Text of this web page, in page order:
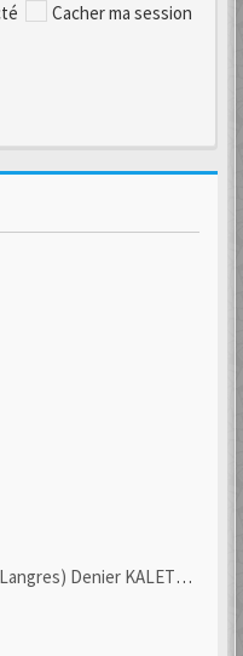
Cacher ma session
KALETEDOY à la rouelle